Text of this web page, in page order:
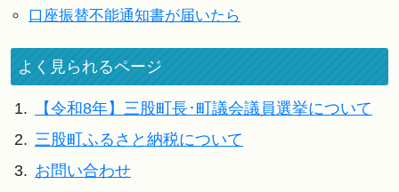
口座振替不能通知書が届いたら
よく見られるページ
1.
【令和8年】三股町長･町議会議員選挙について
2. 三股町ふるさと納税について
3. お問い合わせ